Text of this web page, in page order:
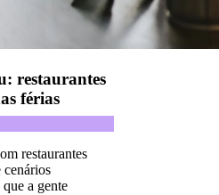
restaurantes
férias
restaurantes
cenários
a gente